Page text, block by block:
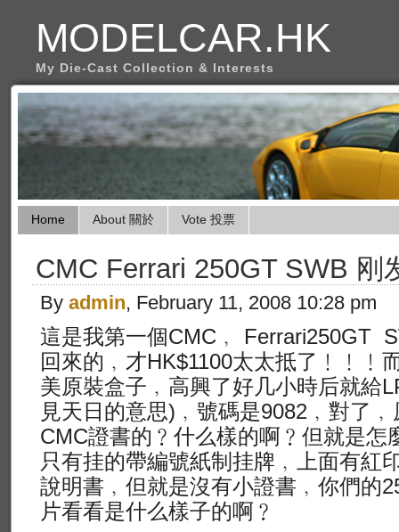
MODELCAR.HK
My Die-Cast Collection & Interests
Home About 關於 Vote 投票
CMC Ferrari 250GT SWB 刚
By admin, February 11, 2008 10:28 pm
這是我第一個CMC﹐ Ferrari250GT
回來的﹐才HK$1100太太抵了﹗﹗﹗
美原裝盒子﹐高興了好几小時后就給
見天日的意思)﹐號碼是9082﹐對了
CMC證書的﹖什么樣的啊﹖但就是怎
只有挂的帶編號紙制挂牌﹐上面有紅
說明書﹐但就是沒有小證書﹐你們的
片看看是什么樣子的啊﹖